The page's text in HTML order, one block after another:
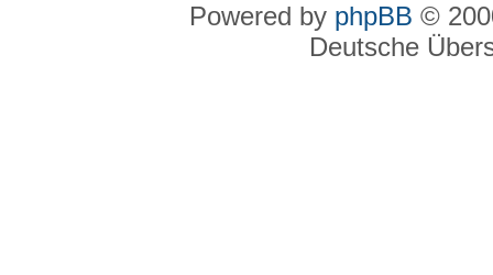
Powered by phpBB ©
Deutsche